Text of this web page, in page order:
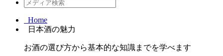
Home
日本酒の魅力
お酒の選び方から基本的な知識までを学べます